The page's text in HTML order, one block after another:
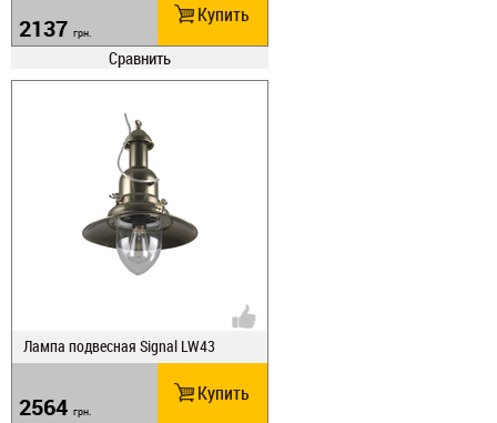
2137 грн.
Купить
Сравнить
Лампа подвесная Signal LW43
2564 грн.
Купить